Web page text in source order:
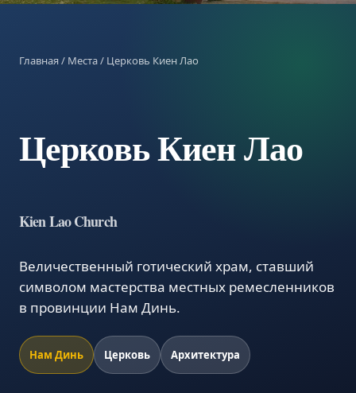
Главная/ Места/ Церковь Киен Лао
Церковь Киен Лао
Kien Lao Church
Величественный готический храм, ставший
символом мастерства местных ремесленников
в провинции Нам Динь.
Нам Динь Церковь Архитектура